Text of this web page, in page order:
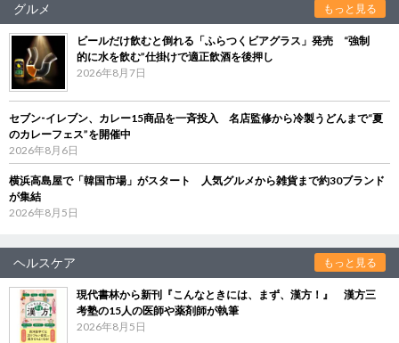
グルメ もっと見る
ビールだけ飲むと倒れる「ふらつくビアグラス」発売 “強制
的に水を飲む”仕掛けで適正飲酒を後押し
2026年8月7日
セブン‐イレブン、カレー15商品を一斉投入 名店監修から冷製うどんまで“夏
のカレーフェス”を開催中
2026年8月6日
横浜高島屋で「韓国市場」がスタート 人気グルメから雑貨まで約30ブランド
が集結
2026年8月5日
ヘルスケア もっと見る
現代書林から新刊『こんなときには、まず、漢方！』 漢方三
考塾の15人の医師や薬剤師が執筆
2026年8月5日